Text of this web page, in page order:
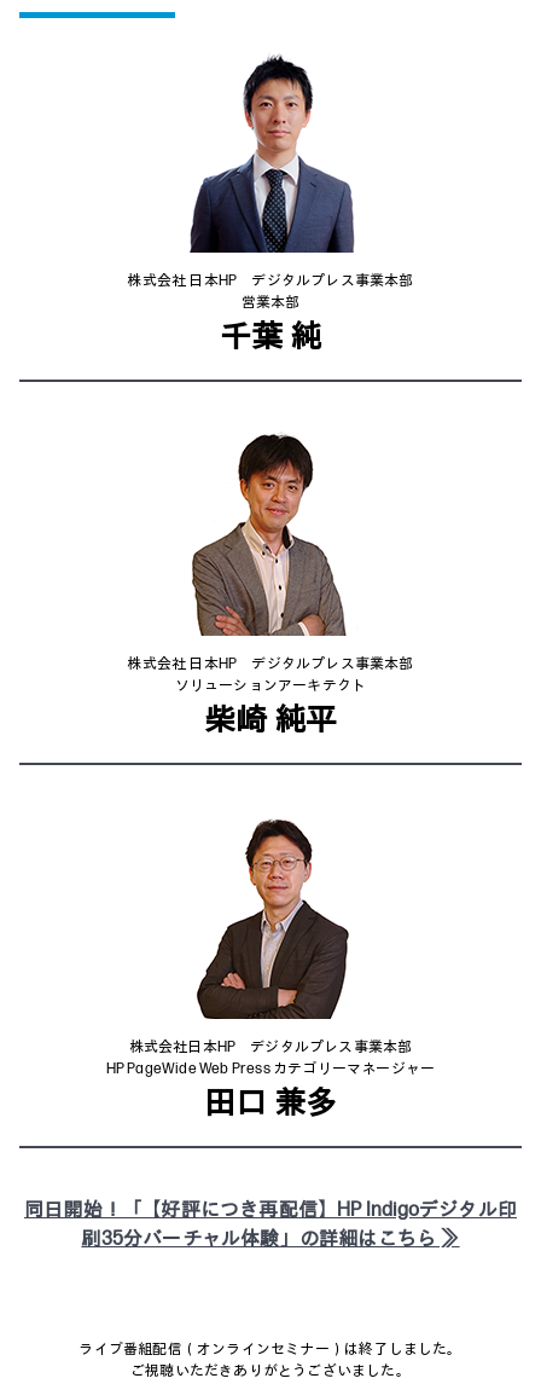
株式会社 日本HP デジタルプレス事業本部
営業本部
千葉 純
株式会社 日本HP デジタルプレス事業本部
ソリューションアーキテクト
柴崎 純平
株式会社日本HP デジタルプレス事業本部
HP PageWide Web Press カテゴリーマネージャー
田口 兼多
同日開始！「【好評につき再配信】HP Indigoデジタル印
刷35分バーチャル体験」の詳細はこちら ≫
ライブ番組配信（オンラインセミナー）は終了しました。
ご視聴いただきありがとうございました。